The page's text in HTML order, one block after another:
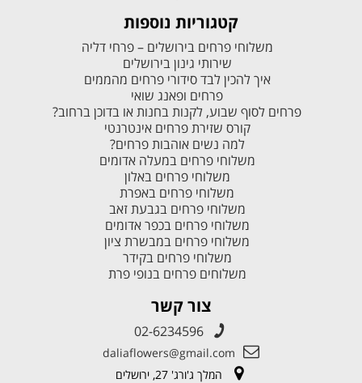
קטגוריות נוספות
משלוחי פרחים בירושלים – פרחי דליה
שירותי גינון בירושלים
איך להכין לבד סידורי פרחים מהממים
פרחים ופאנג שואי
פרחים לסוף שבוע, לקנות בחנות או בדוכן ברחוב?
קורס שזירת פרחים אינטרנטי
למה נשים אוהבות פרחים?
משלוחי פרחים במעלה אדומים
משלוחי פרחים באלון
משלוחי פרחים באפרת
משלוחי פרחים בגבעת זאב
משלוחי פרחים בכפר אדומים
משלוחי פרחים במבשרת ציון
משלוחי פרחים בקידר
משלוחים פרחים בנופי פרת
צור קשר
02-6234596
daliaflowers@gmail.com
המלך ג'ורג' 27, ירושלים